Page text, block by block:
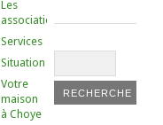
Les
associations
Services
Situation
Votre
maison
à Choye